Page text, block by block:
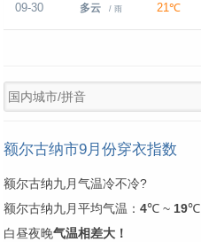
09-30 多云 / 雨 21℃
额尔古纳市9月份穿衣指数
额尔古纳九月气温冷不冷?
额尔古纳九月平均气温： 4℃ ~ 19℃
白昼夜晚气温相差大！